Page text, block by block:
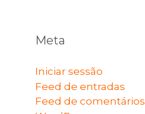
Meta
Iniciar sessão
Feed de entradas
Feed de comentários